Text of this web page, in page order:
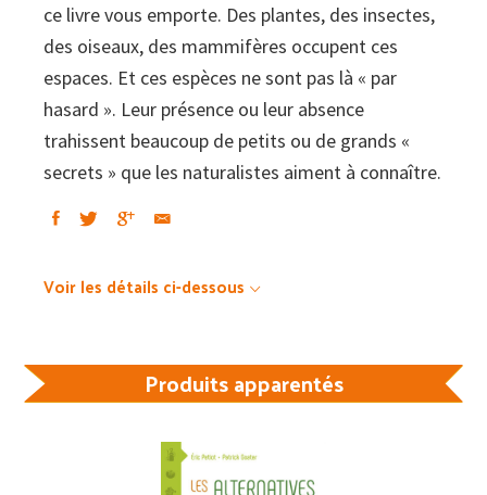
ce livre vous emporte. Des plantes, des insectes,
des oiseaux, des mammifères occupent ces
espaces. Et ces espèces ne sont pas là « par
hasard ». Leur présence ou leur absence
trahissent beaucoup de petits ou de grands «
secrets » que les naturalistes aiment à connaître.
Voir les détails ci-dessous
Produits apparentés